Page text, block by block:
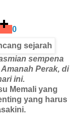
0
sempena
Perak, di
ini.
Memali yang
yang harus